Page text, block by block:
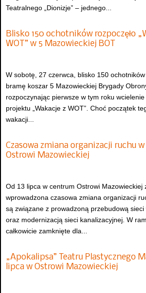
Teatralnego „Dionizje” – jednego...
Blisko 150 ochotników rozpoczęło
WOT” w 5 Mazowieckiej BOT
W sobotę, 27 czerwca, blisko 150 ochotników
bramę koszar 5 Mazowieckiej Brygady
rozpoczynając pierwsze w tym roku
projektu „Wakacje z WOT”. Choć początek
wakacji...
Czasowa zmiana organizacji ruchu
Ostrowi Mazowieckiej
Od 13 lipca w centrum Ostrowi Mazowieckiej
wprowadzona czasowa zmiana organizacji
są związane z prowadzoną przebudową
oraz modernizacją sieci kanalizacyjnej. W
całkowicie zamknięte dla...
„Apokalipsa” Teatru Plastycznego
lipca w Ostrowi Mazowieckiej